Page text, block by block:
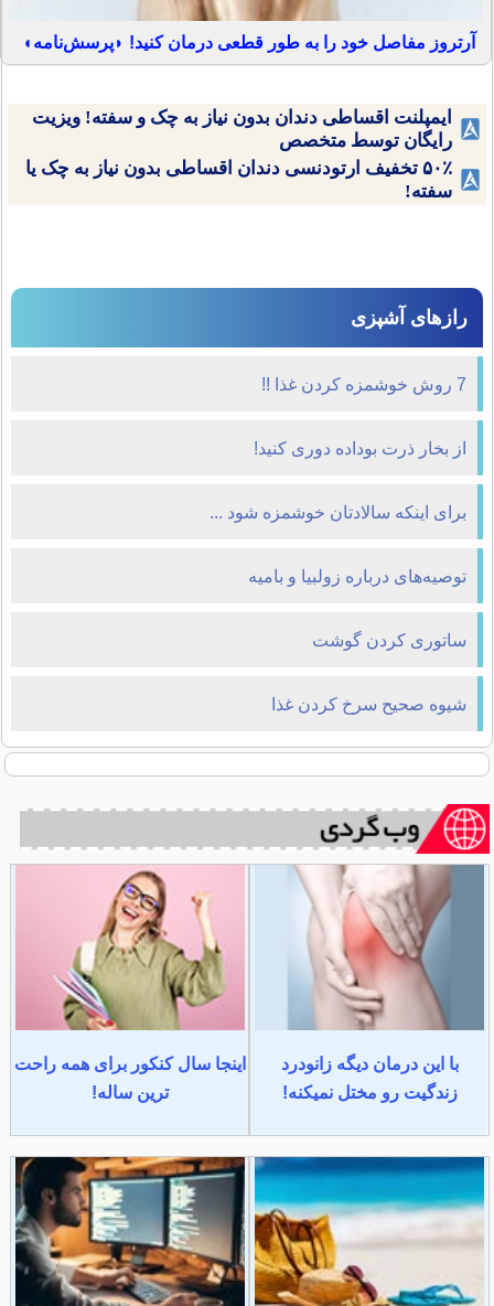
آرتروز مفاصل خود را به طور قطعی درمان کنید! ◗پرسش‌نامه◖
ایمپلنت اقساطی دندان بدون نیاز به چک و سفته! ویزیت
رایگان توسط متخصص
۵۰٪ تخفیف ارتودنسی دندان اقساطی بدون نیاز به چک یا
سفته!
رازهای آشپزی
7 روش خوشمزه كردن غذا !!
از بخار ذرت بوداده دوری کنید!
برای اینكه سالادتان خوشمزه شود ...
توصیه‌های درباره زولبیا و بامیه
ساتوری کردن گوشت
شیوه صحیح سرخ کردن غذا
با این درمان دیگه زانودرد
زندگیت رو مختل نمیکنه!
اینجا سال کنکور برای همه راحت
ترین ساله!